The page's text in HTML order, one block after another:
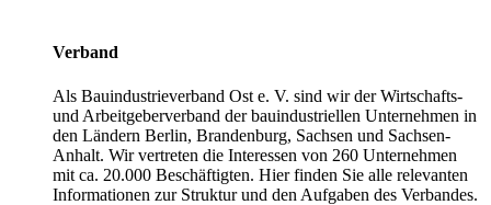
Verband
Als Bauindustrieverband Ost e. V. sind wir der Wirtschafts-
und Arbeitgeberverband der bauindustriellen Unternehmen in
den Ländern Berlin, Brandenburg, Sachsen und Sachsen-
Anhalt. Wir vertreten die Interessen von 260 Unternehmen
mit ca. 20.000 Beschäftigten. Hier finden Sie alle relevanten
Informationen zur Struktur und den Aufgaben des Verbandes.